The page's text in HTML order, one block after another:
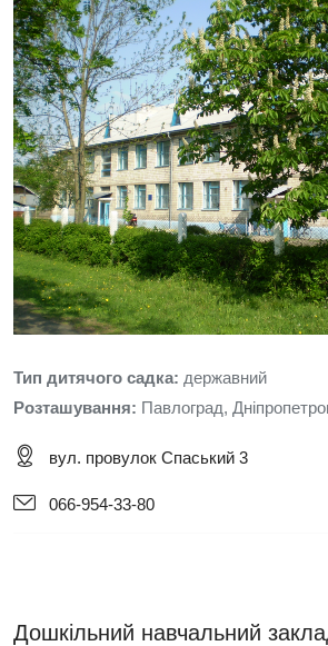
Тип дитячого садка: державний
Розташування: Павлоград,
вул. провулок Спаський 3
066-954-33-80
Дошкільний навчальний